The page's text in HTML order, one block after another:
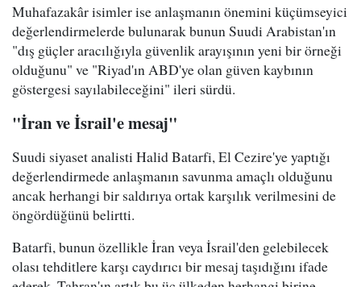
Muhafazakâr isimler ise anlaşmanın önemini küçümseyici
değerlendirmelerde bulunarak bunun Suudi Arabistan'ın
"dış güçler aracılığıyla güvenlik arayışının yeni bir örneği
olduğunu" ve "Riyad'ın ABD'ye olan güven kaybının
göstergesi sayılabileceğini" ileri sürdü.
"İran ve İsrail'e mesaj"
Suudi siyaset analisti Halid Batarfi, El Cezire'ye yaptığı
değerlendirmede anlaşmanın savunma amaçlı olduğunu
ancak herhangi bir saldırıya ortak karşılık verilmesini de
öngördüğünü belirtti.
Batarfi, bunun özellikle İran veya İsrail'den gelebilecek
olası tehditlere karşı caydırıcı bir mesaj taşıdığını ifade